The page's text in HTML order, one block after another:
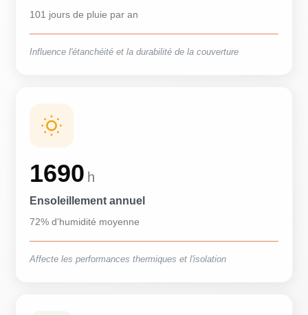
101 jours de pluie par an
Influence l'étanchéité et la durabilité de la couverture
1690 h
Ensoleillement annuel
72% d'humidité moyenne
Affecte les performances thermiques et l'isolation